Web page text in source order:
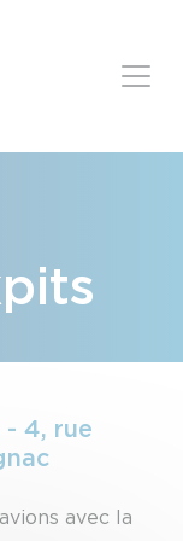
- 4, rue
avec la